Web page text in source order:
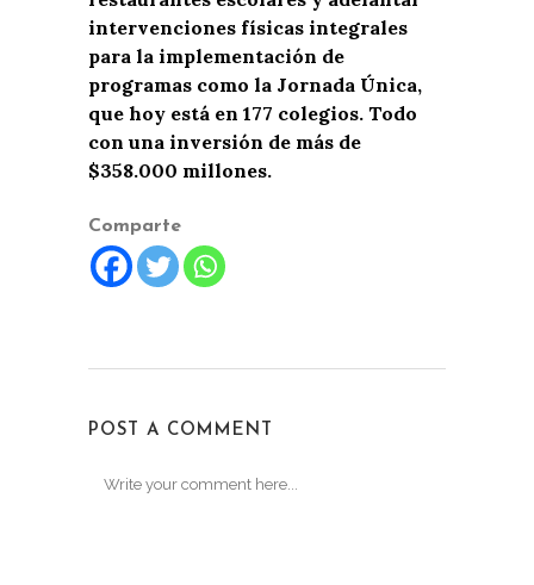
intervenciones físicas integrales
para la implementación de
programas como la Jornada Única,
que hoy está en 177 colegios. Todo
con una inversión de más de
$358.000 millones.
Comparte
POST A COMMENT